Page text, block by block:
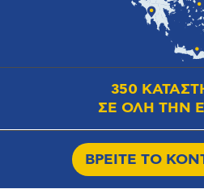
350
ΣΕ ΟΛΗ ΤΗΝ
ΒΡΕΙΤΕ ΤΟ